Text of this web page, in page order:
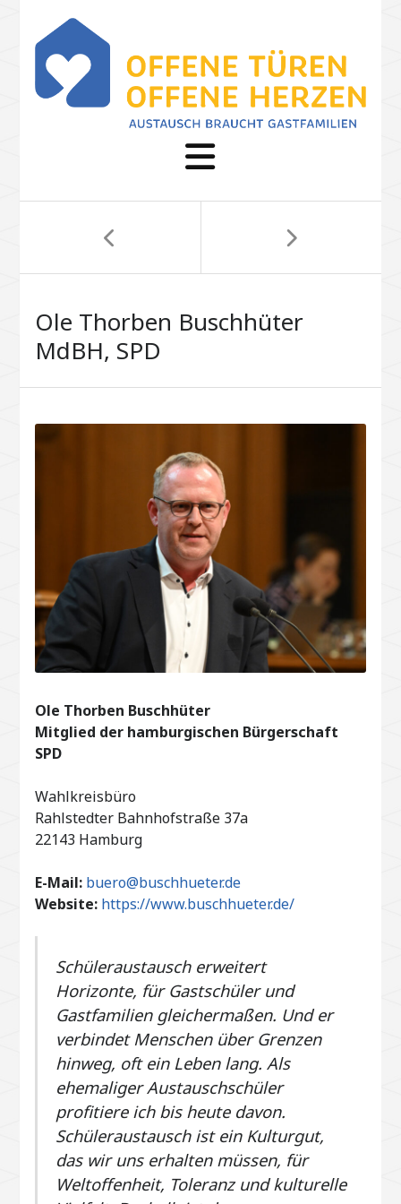
Ole Thorben Buschhüter
MdBH, SPD
Ole Thorben Buschhüter
Mitglied der hamburgischen Bürgerschaft
SPD
Wahlkreisbüro
Rahlstedter Bahnhofstraße 37a
22143 Hamburg
E-Mail: buero@buschhueter.de
Website: https://www.buschhueter.de/
Schüleraustausch erweitert
Horizonte, für Gastschüler und
Gastfamilien gleichermaßen. Und er
verbindet Menschen über Grenzen
hinweg, oft ein Leben lang. Als
ehemaliger Austauschschüler
profitiere ich bis heute davon.
Schüleraustausch ist ein Kulturgut,
das wir uns erhalten müssen, für
Weltoffenheit, Toleranz und kulturelle